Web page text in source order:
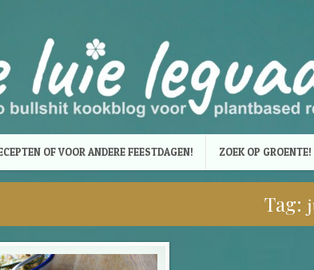
OF VOOR ANDERE FEESTDAGEN! ZOEK OP GROENTE!
Tag: